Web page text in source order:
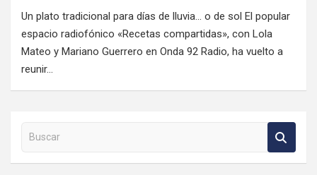
Un plato tradicional para días de lluvia… o de sol El popular
espacio radiofónico «Recetas compartidas», con Lola
Mateo y Mariano Guerrero en Onda 92 Radio, ha vuelto a
reunir…
Buscar en la web